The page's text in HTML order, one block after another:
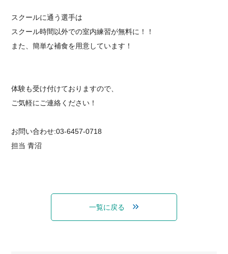
スクールに通う選手は
スクール時間以外での室内練習が無料に！！
また、簡単な補食を用意しています！
⁡体験も受け付けておりますので、⁡
⁡ご気軽にご連絡ください！
お問い合わせ:03-6457-0718
担当 青沼
一覧に戻る